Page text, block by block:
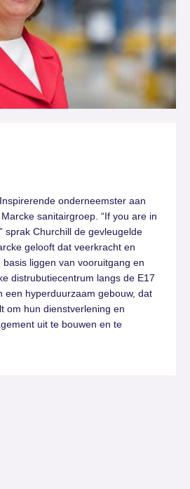
onderneemster aan
sanitairgroep. “If you are in
sprak Churchill de gevleugelde
gelooft dat veerkracht en
liggen van vooruitgang en
distrubutiecentrum langs de E17
een hyperduurzaam gebouw, dat
om hun dienstverlening en
uit te bouwen en te